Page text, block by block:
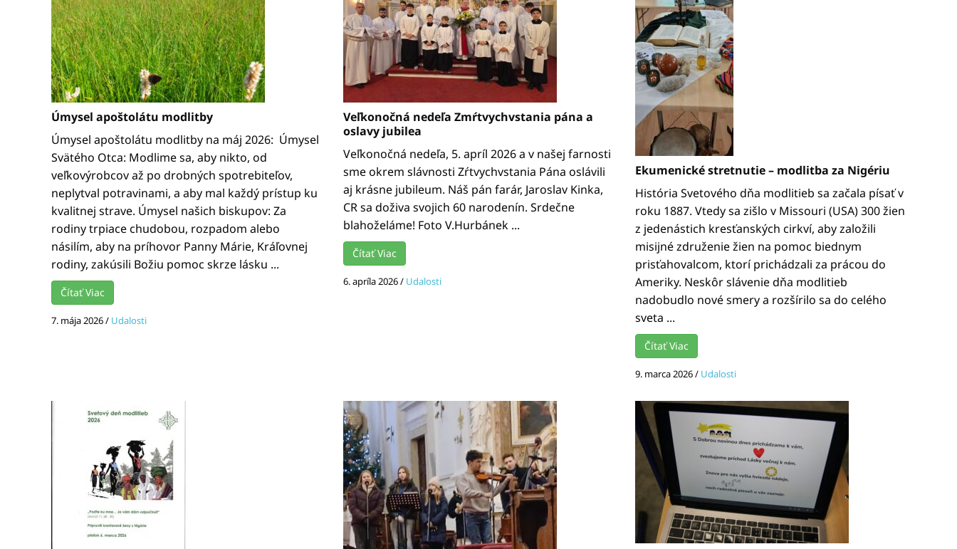
Úmysel apoštolátu modlitby
Úmysel apoštolátu modlitby na máj 2026: Úmysel
Svätého Otca: Modlime sa, aby nikto, od
veľkovýrobcov až po drobných spotrebiteľov,
neplytval potravinami, a aby mal každý prístup ku
kvalitnej strave. Úmysel našich biskupov: Za
rodiny trpiace chudobou, rozpadom alebo
násilím, aby na príhovor Panny Márie, Kráľovnej
rodiny, zakúsili Božiu pomoc skrze lásku ...
Čítať Viac
7. mája 2026/ Udalosti
Veľkonočná nedeľa Zmŕtvychvstania pána a
oslavy jubilea
Veľkonočná nedeľa, 5. apríl 2026 a v našej farnosti
sme okrem slávnosti Zŕtvychvstania Pána oslávili
aj krásne jubileum. Náš pán farár, Jaroslav Kinka,
CR sa doživa svojich 60 narodenín. Srdečne
blahoželáme! Foto V.Hurbánek ...
Čítať Viac
6. apríla 2026/ Udalosti
Ekumenické stretnutie – modlitba za Nigériu
História Svetového dňa modlitieb sa začala písať v
roku 1887. Vtedy sa zišlo v Missouri (USA) 300 žien
z jedenástich kresťanských cirkví, aby založili
misijné združenie žien na pomoc biednym
prisťahovalcom, ktorí prichádzali za prácou do
Ameriky. Neskôr slávenie dňa modlitieb
nadobudlo nové smery a rozšírilo sa do celého
sveta ...
Čítať Viac
9. marca 2026/ Udalosti